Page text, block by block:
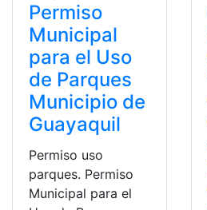
Permiso
Municipal
para el Uso
de Parques
Municipio de
Guayaquil
Permiso uso
parques. Permiso
Municipal para el